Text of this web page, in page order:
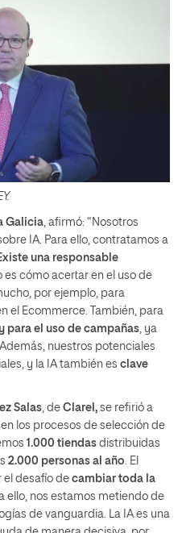
Galicia, afirmó: “Nosotros
IA. Para ello, contratamos a
una responsable
es cómo acertar en el uso de
por ejemplo, para
el Ecommerce. También, para
para el uso de campañas, ya
nuestros potenciales
y la IA también es clave
Salas, de Clarel, se refirió a
los procesos de selección de
1.000 tiendas distribuidas
2.000 personas al año. El
el desafío de cambiar toda la
ello, nos estamos metiendo de
de vanguardia. La IA es una